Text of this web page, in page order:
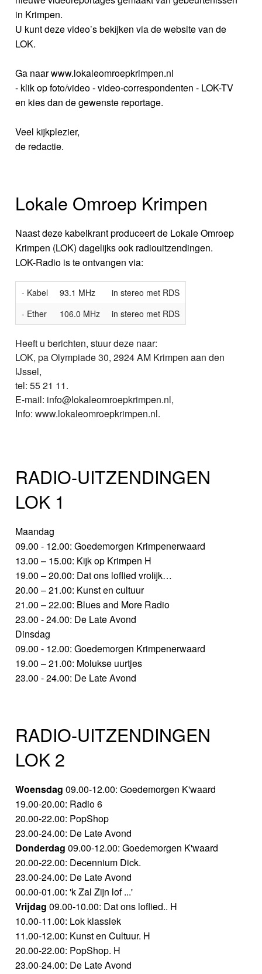
in Krimpen.
U kunt deze video’s bekijken via de website van de
LOK.
Ga naar www.lokaleomroepkrimpen.nl
- klik op foto/video - video-correspondenten - LOK-TV
en kies dan de gewenste reportage.
Veel kijkplezier,
de redactie.
Lokale Omroep Krimpen
Naast deze kabelkrant produceert de Lokale Omroep
Krimpen (LOK) dagelijks ook radiouitzendingen.
LOK-Radio is te ontvangen via:
- Kabel 93.1 MHz
in stereo met RDS
- Ether
106.0 MHz in stereo met RDS
Heeft u berichten, stuur deze naar:
LOK, pa Olympiade 30, 2924 AM Krimpen aan den
IJssel,
tel: 55 21 11.
E-mail: info@lokaleomroepkrimpen.nl,
Info: www.lokaleomroepkrimpen.nl.
RADIO-UITZENDINGEN
LOK 1
Maandag
09.00 - 12.00: Goedemorgen Krimpenerwaard
13.00 – 15.00: Kijk op Krimpen H
19.00 – 20.00: Dat ons loflied vrolijk…
20.00 – 21.00: Kunst en cultuur
21.00 – 22.00: Blues and More Radio
23.00 - 24.00: De Late Avond
Dinsdag
09.00 - 12.00: Goedemorgen Krimpenerwaard
19.00 – 21.00: Molukse uurtjes
23.00 - 24.00: De Late Avond
RADIO-UITZENDINGEN
LOK 2
Woensdag 09.00-12.00: Goedemorgen K'waard
19.00-20.00: Radio 6
20.00-22.00: PopShop
23.00-24.00: De Late Avond
Donderdag 09.00-12.00: Goedemorgen K'waard
20.00-22.00: Decennium Dick.
23.00-24.00: De Late Avond
00.00-01.00: 'k Zal Zijn lof ...'
Vrijdag 09.00-10.00: Dat ons loflied.. H
10.00-11.00: Lok klassiek
11.00-12.00: Kunst en Cultuur. H
20.00-22.00: PopShop. H
23.00-24.00: De Late Avond